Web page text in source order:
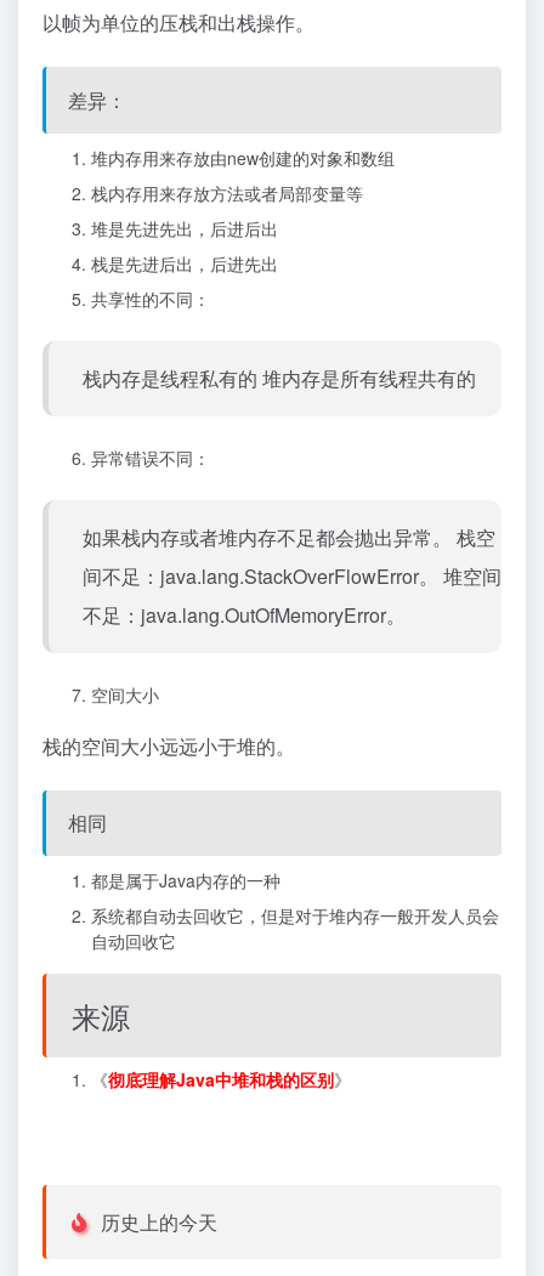
以帧为单位的压栈和出栈操作。
差异：
堆内存用来存放由new创建的对象和数组
栈内存用来存放方法或者局部变量等
堆是先进先出，后进后出
栈是先进后出，后进先出
共享性的不同：
栈内存是线程私有的 堆内存是所有线程共有的
异常错误不同：
如果栈内存或者堆内存不足都会抛出异常。 栈空
间不足：java.lang.StackOverFlowError。 堆空间
不足：java.lang.OutOfMemoryError。
空间大小
栈的空间大小远远小于堆的。
相同
都是属于Java内存的一种
系统都自动去回收它，但是对于堆内存一般开发人员会
自动回收它
来源
《彻底理解Java中堆和栈的区别》
历史上的今天